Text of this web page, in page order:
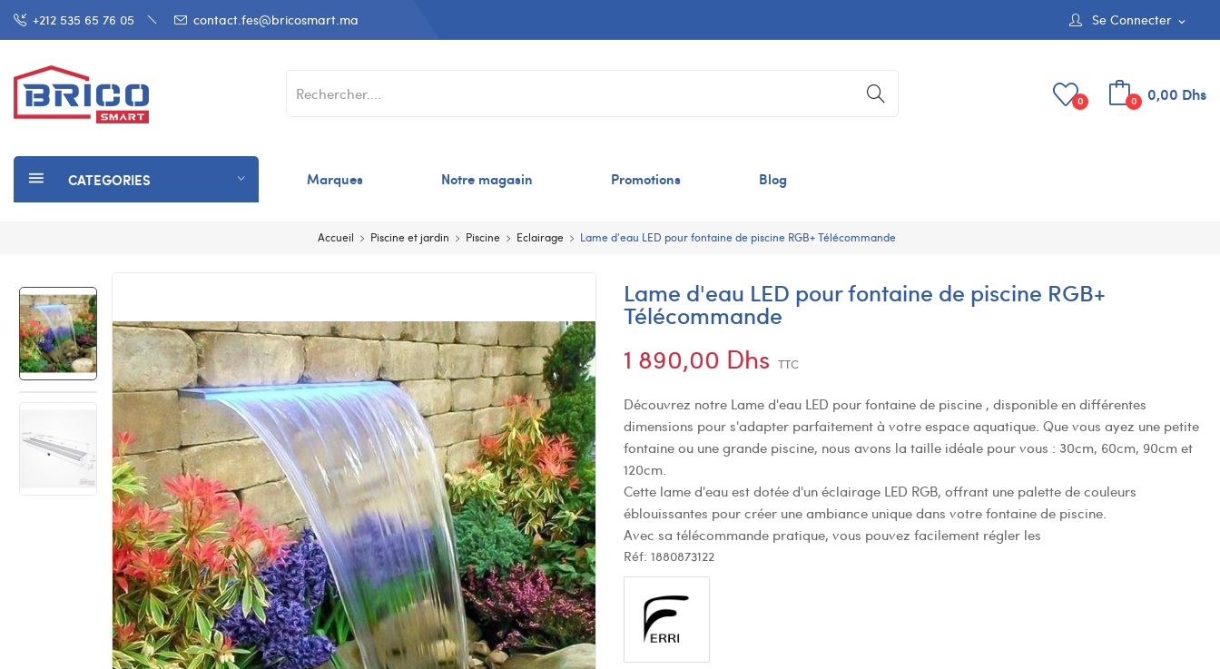
Se Connecter expand_more
+212 535 65 76 05 contact.fes@bricosmart.ma
0,00 Dhs
0
0
CATEGORIES Marques Notre magasin Promotions Blog
Accueil Piscine et jardin Piscine Eclairage Lame d'eau LED pour fontaine de piscine RGB+ Télécommande
Lame d'eau LED pour fontaine de piscine RGB+
Télécommande
1 890,00 Dhs TTC
Découvrez notre Lame d'eau LED pour fontaine de piscine , disponible en différentes
dimensions pour s'adapter parfaitement à votre espace aquatique. Que vous ayez une petite
fontaine ou une grande piscine, nous avons la taille idéale pour vous : 30cm, 60cm, 90cm et
120cm.
Cette lame d'eau est dotée d'un éclairage LED RGB, offrant une palette de couleurs
éblouissantes pour créer une ambiance unique dans votre fontaine de piscine.
Avec sa télécommande pratique, vous pouvez facilement régler les
Réf: 1880873122